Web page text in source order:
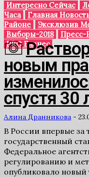
Интересно Сейчас
Часа
Главная
Районе
Эксклюзив
Выборы-2018
Пресс-
PRO Бизнес
новым
спустя 30
Алина Дранникова -
В России впервые за
государственный
Федеральное
регулированию и
опубликовало новый